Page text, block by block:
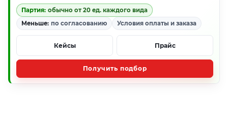
Партия: обычно от 20 ед. каждого вида
Меньше: по согласованию Условия оплаты и заказа
Кейсы Прайс
Получить подбор